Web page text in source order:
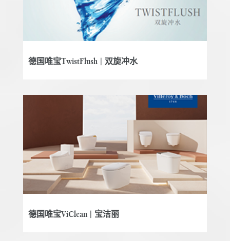
德国唯宝TwistFlush | 双旋冲水
德国唯宝ViClean | 宝洁丽